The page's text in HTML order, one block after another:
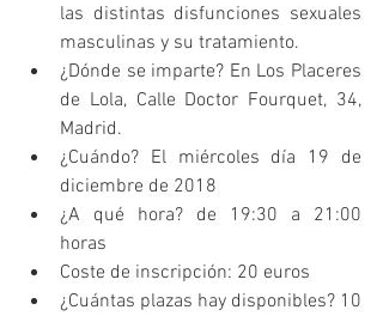
las distintas disfunciones sexuales
masculinas y su tratamiento.
¿Dónde se imparte? En Los Placeres
de Lola, Calle Doctor Fourquet, 34,
Madrid.
¿Cuándo? El miércoles día 19 de
diciembre de 2018
¿A qué hora? de 19:30 a 21:00
horas
Coste de inscripción: 20 euros
¿Cuántas plazas hay disponibles? 10